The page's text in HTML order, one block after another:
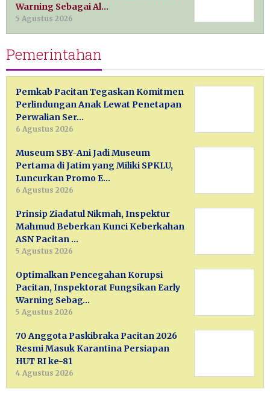
Warning Sebagai Al…
5 Agustus 2026
Pemerintahan
Pemkab Pacitan Tegaskan Komitmen
Perlindungan Anak Lewat Penetapan
Perwalian Ser…
6 Agustus 2026
Museum SBY-Ani Jadi Museum
Pertama di Jatim yang Miliki SPKLU,
Luncurkan Promo E…
6 Agustus 2026
Prinsip Ziadatul Nikmah, Inspektur
Mahmud Beberkan Kunci Keberkahan
ASN Pacitan …
5 Agustus 2026
Optimalkan Pencegahan Korupsi
Pacitan, Inspektorat Fungsikan Early
Warning Sebag…
5 Agustus 2026
70 Anggota Paskibraka Pacitan 2026
Resmi Masuk Karantina Persiapan
HUT RI ke-81
4 Agustus 2026